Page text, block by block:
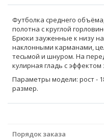
Футболка среднего
полотна с круглой
Брюки зауженные к низу
наклонными карманами,
тесьмой и шнуром. На
кулирная гладь с
Параметры модели: рост -
размер.
Порядок заказа